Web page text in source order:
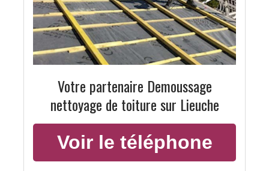
Votre partenaire Demoussage
nettoyage de toiture sur Lieuche